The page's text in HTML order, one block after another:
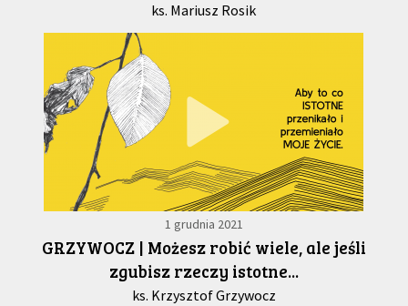
ks. Mariusz Rosik
1 grudnia 2021
GRZYWOCZ | Możesz robić wiele, ale jeśli
zgubisz rzeczy istotne...
ks. Krzysztof Grzywocz